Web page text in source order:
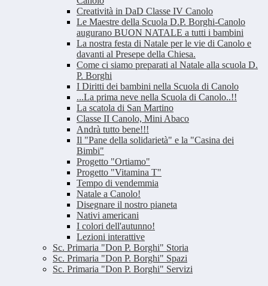
Creatività in DaD Classe IV Canolo
Le Maestre della Scuola D.P. Borghi-Canolo
augurano BUON NATALE a tutti i bambini
La nostra festa di Natale per le vie di Canolo e
davanti al Presepe della Chiesa.
Come ci siamo preparati al Natale alla scuola D.
P. Borghi
I Diritti dei bambini nella Scuola di Canolo
...La prima neve nella Scuola di Canolo..!!
La scatola di San Martino
Classe II Canolo, Mini Abaco
Andrà tutto bene!!!
Il "Pane della solidarietà" e la "Casina dei
Bimbi"
Progetto "Ortiamo"
Progetto "Vitamina T"
Tempo di vendemmia
Natale a Canolo!
Disegnare il nostro pianeta
Nativi americani
I colori dell'autunno!
Lezioni interattive
Sc. Primaria "Don P. Borghi" Storia
Sc. Primaria "Don P. Borghi" Spazi
Sc. Primaria "Don P. Borghi" Servizi